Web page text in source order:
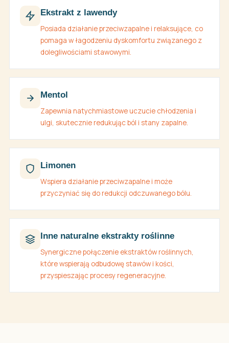
Ekstrakt z lawendy
Posiada działanie przeciwzapalne i relaksujące, co
pomaga w łagodzeniu dyskomfortu związanego z
dolegliwościami stawowymi.
Mentol
Zapewnia natychmiastowe uczucie chłodzenia i
ulgi, skutecznie redukując ból i stany zapalne.
Limonen
Wspiera działanie przeciwzapalne i może
przyczyniać się do redukcji odczuwanego bólu.
Inne naturalne ekstrakty roślinne
Synergiczne połączenie ekstraktów roślinnych,
które wspierają odbudowę stawów i kości,
przyspieszając procesy regeneracyjne.